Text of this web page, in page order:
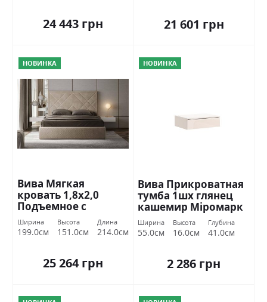
24 443 грн 21 601 грн
НОВИНКА
Вива Мягкая
кровать 1,8х2,0
Подъемное с
каркасом Міромарк
Ширина
199.0см
Высота
151.0см
Длина
214.0см
25 264 грн
НОВИНКА
Вива Прикроватная
тумба 1шх глянец
кашемир Міромарк
Ширина
55.0см
Высота
16.0см
Глубина
41.0см
2 286 грн